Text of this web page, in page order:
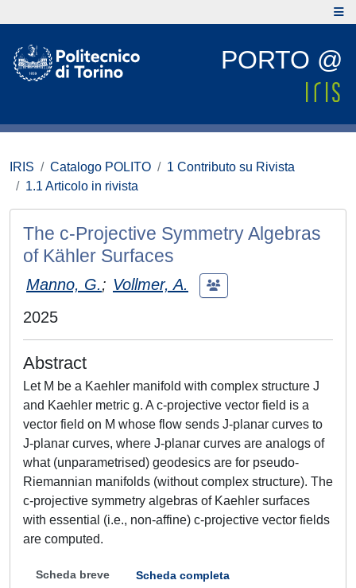
PORTO @
IRIS Catalogo POLITO
1 Contributo su Rivista
1.1 Articolo in rivista
The c-Projective Symmetry Algebras
of Kähler Surfaces
Manno, G.; Vollmer, A.
2025
Abstract
Let M be a Kaehler manifold with complex structure J
and Kaehler metric g. A c-projective vector field is a
vector field on M whose flow sends J-planar curves to
J-planar curves, where J-planar curves are analogs of
what (unparametrised) geodesics are for pseudo-
Riemannian manifolds (without complex structure). The
c-projective symmetry algebras of Kaehler surfaces
with essential (i.e., non-affine) c-projective vector fields
are computed.
Scheda breve Scheda completa